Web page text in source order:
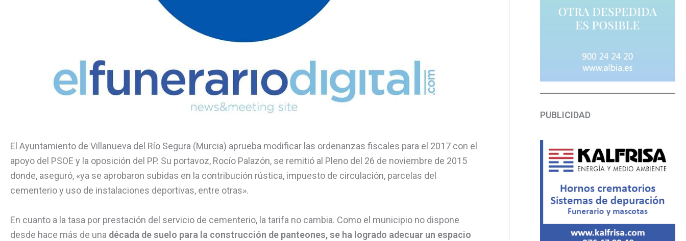
El Ayuntamiento de Villanueva del Río Segura (Murcia) aprueba modificar las ordenanzas fiscales para el 2017 con el
apoyo del PSOE y la oposición del PP. Su portavoz, Rocío Palazón, se remitió al Pleno del 26 de noviembre de 2015
donde, aseguró, «ya se aprobaron subidas en la contribución rústica, impuesto de circulación, parcelas del
cementerio y uso de instalaciones deportivas, entre otras».
En cuanto a la tasa por prestación del servicio de cementerio, la tarifa no cambia. Como el municipio no dispone
desde hace más de una década de suelo para la construcción de panteones,se ha logrado adecuar un espacio
PUBLICIDAD